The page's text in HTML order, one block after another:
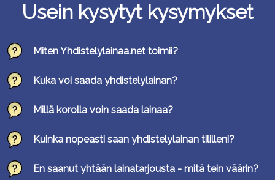
Usein kysytyt kysymykset
Miten Yhdistelylainaa.net toimii?
Kuka voi saada yhdistelylainan?
Millä korolla voin saada lainaa?
Kuinka nopeasti saan yhdistelylainan tililleni?
En saanut yhtään lainatarjousta - mitä tein väärin?